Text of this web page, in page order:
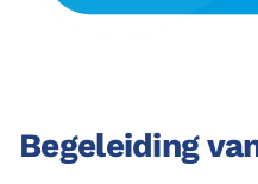
Begeleiding